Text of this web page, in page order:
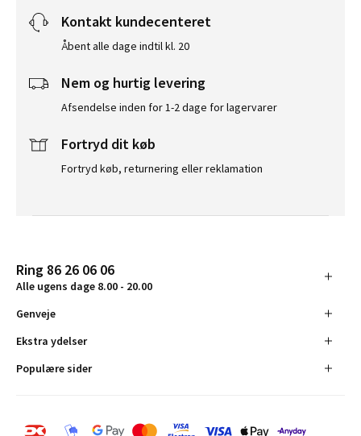
Kontakt kundecenteret
Åbent alle dage indtil kl. 20
Nem og hurtig levering
Afsendelse inden for 1-2 dage for lagervarer
Fortryd dit køb
Fortryd køb, returnering eller reklamation
Ring 86 26 06 06
Alle ugens dage 8.00 - 20.00
Genveje
Ekstra ydelser
Populære sider